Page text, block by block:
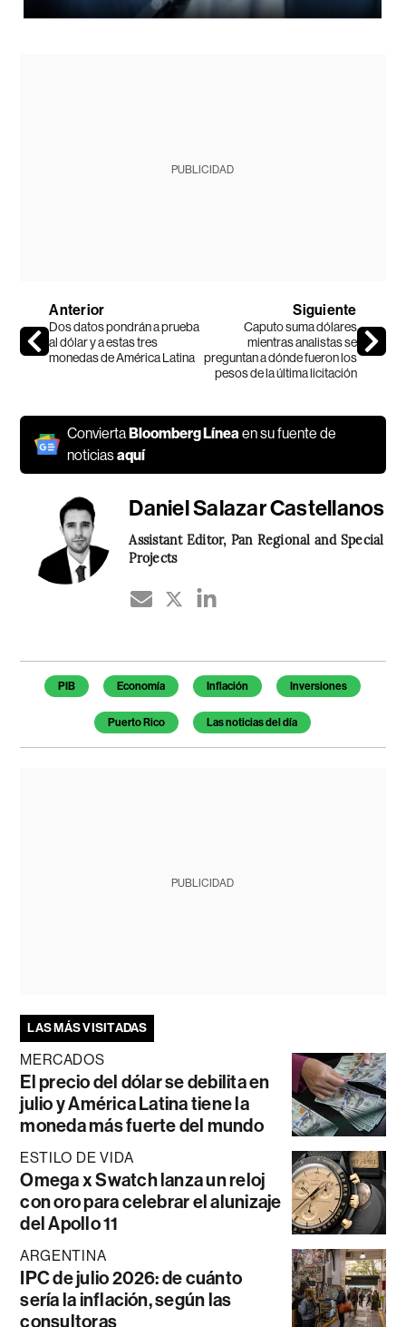
PUBLICIDAD
Anterior
Dos datos pondrán a prueba
al dólar y a estas tres
monedas de América Latina
Siguiente
Caputo suma dólares
mientras analistas se
preguntan a dónde fueron los
pesos de la última licitación
ConviertaBloomberg Línea en su fuente de
noticiasaquí
Daniel Salazar Castellanos
Assistant Editor, Pan Regional and Special
Projects
Temas de este artículo
PIB Economía Inflación Inversiones
Puerto Rico Las noticias del día
PUBLICIDAD
LAS MÁS VISITADAS
MERCADOS
El precio del dólar se debilita en
julio y América Latina tiene la
moneda más fuerte del mundo
ESTILO DE VIDA
Omega x Swatch lanza un reloj
con oro para celebrar el alunizaje
del Apollo 11
ARGENTINA
IPC de julio 2026: de cuánto
sería la inflación, según las
consultoras